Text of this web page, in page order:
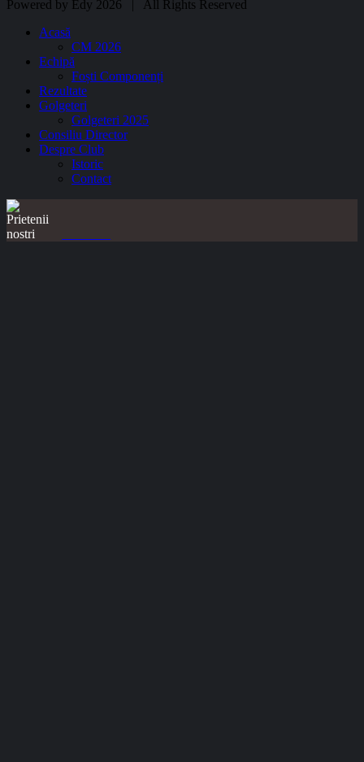
Powered by Edy 2026 | All Rights Reserved
Acasă
CM 2026
Echipă
Foști Componenți
Rezultate
Golgeteri
Golgeteri 2025
Consiliu Director
Despre Club
Istoric
Contact